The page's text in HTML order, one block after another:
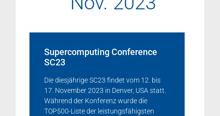
Supercomputing Conference
SC23
Die diesjährige SC23 findet vom 12. bis
17. November 2023 in Denver, USA statt.
Während der Konferenz wurde die
TOP500-Liste der leistungsfähigsten